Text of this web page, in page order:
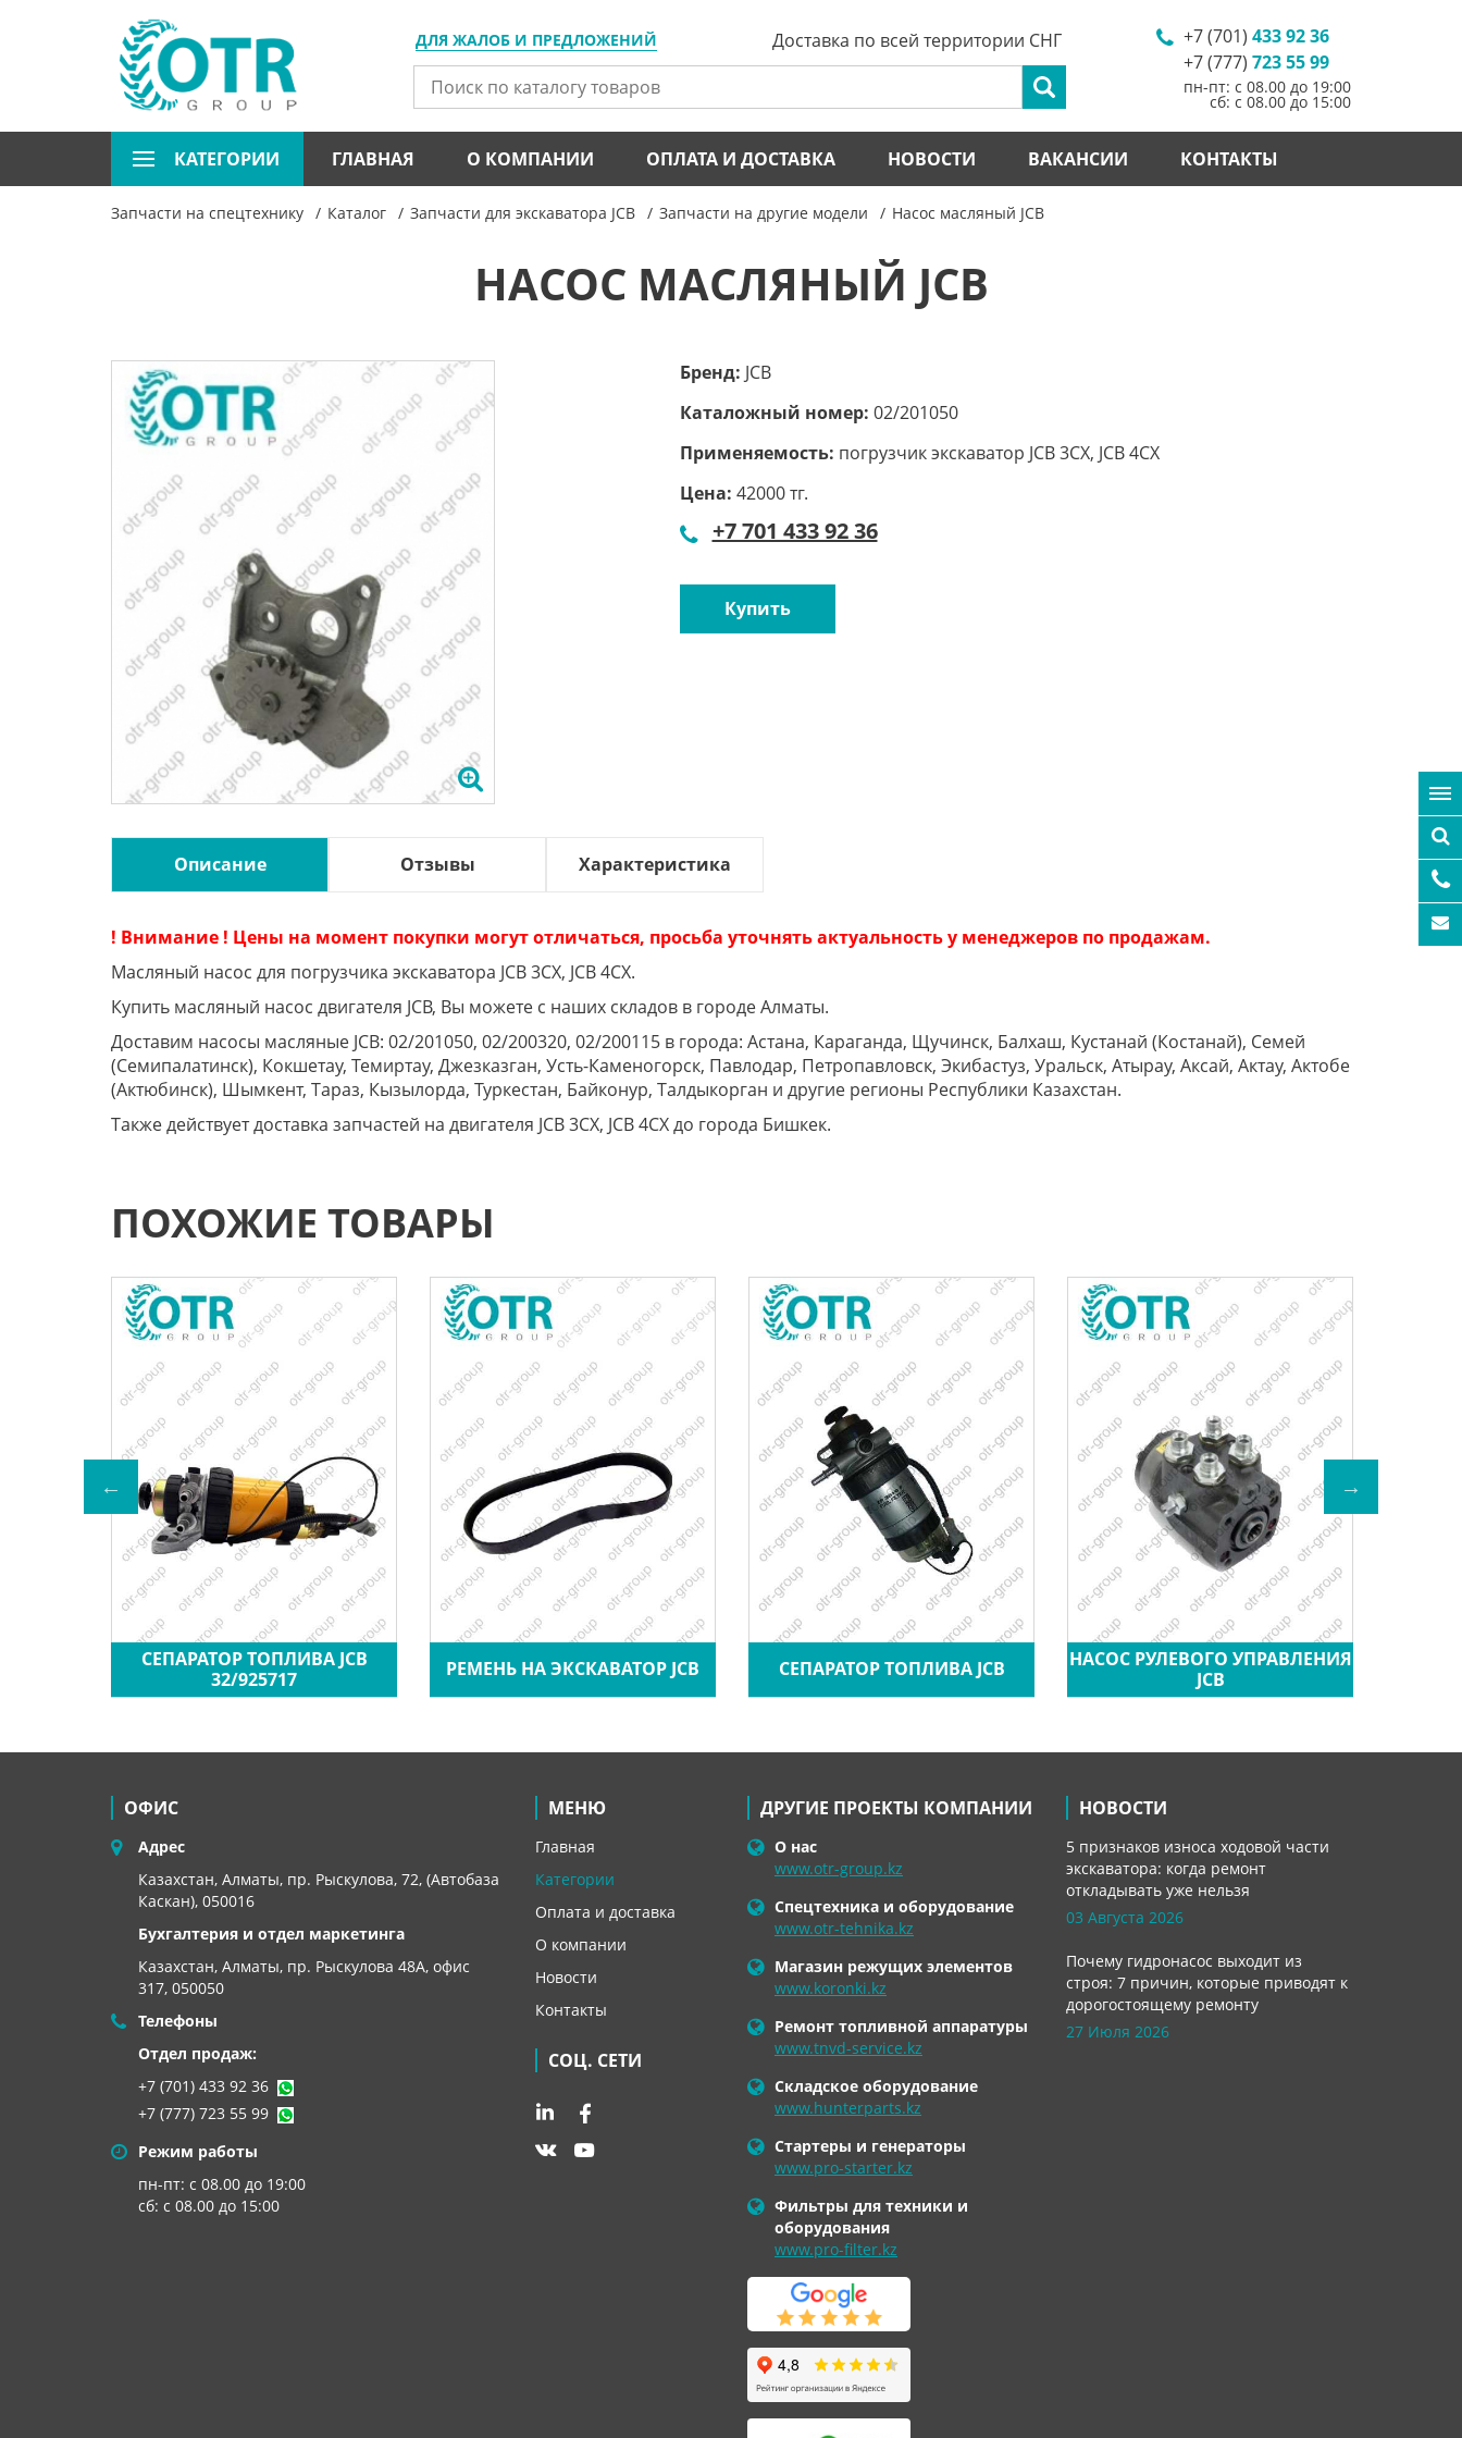
ДЛЯ ЖАЛОБ И ПРЕДЛОЖЕНИЙ +7 (701) 433 92 36
+7 (777) 723 55 99
пн-пт: с 08.00 до 19:00
сб: с 08.00 до 15:00
Доставка по всей территории СНГ
КАТЕГОРИИ ГЛАВНАЯ О КОМПАНИИ ОПЛАТА И ДОСТАВКА НОВОСТИ ВАКАНСИИ КОНТАКТЫ
Запчасти на спецтехнику Каталог Запчасти для экскаватора JCB Запчасти на другие модели Насос масляный JCB
НАСОС МАСЛЯНЫЙ JCB
Бренд: JCB
Каталожный номер: 02/201050
Применяемость: погрузчик экскаватор JCB 3CX, JCB 4CX
Цена: 42000 тг.
+7 701 433 92 36
Купить
Описание Отзывы Характеристика
! Внимание ! Цены на момент покупки могут отличаться, просьба уточнять актуальность у менеджеров по продажам.
Масляный насос для погрузчика экскаватора JCB 3CX, JCB 4CX.
Купить масляный насос двигателя JCB, Вы можете с наших складов в городе Алматы.
Доставим насосы масляные JCB: 02/201050, 02/200320, 02/200115 в города: Астана, Караганда, Щучинск, Балхаш, Кустанай (Костанай), Семей
(Семипалатинск), Кокшетау, Темиртау, Джезказган, Усть-Каменогорск, Павлодар, Петропавловск, Экибастуз, Уральск, Атырау, Аксай, Актау, Актобе
(Актюбинск), Шымкент, Тараз, Кызылорда, Туркестан, Байконур, Талдыкорган и другие регионы Республики Казахстан.
Также действует доставка запчастей на двигателя JCB 3CX, JCB 4CX до города Бишкек.
ПОХОЖИЕ ТОВАРЫ
СЕПАРАТОР ТОПЛИВА JCB
32/925717
РЕМЕНЬ НА ЭКСКАВАТОР JCB СЕПАРАТОР ТОПЛИВА JCB
НАСОС РУЛЕВОГО УПРАВЛЕНИЯ
JCB
ОФИС
Адрес
Казахстан, Алматы, пр. Рыскулова, 72, (Автобаза
Каскан), 050016
Бухгалтерия и отдел маркетинга
Казахстан, Алматы, пр. Рыскулова 48А, офис
317, 050050
Телефоны
Отдел продаж:
+7 (701) 433 92 36
+7 (777) 723 55 99
Режим работы
пн-пт: с 08.00 до 19:00
сб: с 08.00 до 15:00
МЕНЮ
Главная
Категории
Оплата и доставка
О компании
Новости
Контакты
СОЦ. СЕТИ
ДРУГИЕ ПРОЕКТЫ КОМПАНИИ
О нас
www.otr-group.kz
Спецтехника и оборудование
www.otr-tehnika.kz
Магазин режущих элементов
www.koronki.kz
Ремонт топливной аппаратуры
www.tnvd-service.kz
Складское оборудование
www.hunterparts.kz
Стартеры и генераторы
www.pro-starter.kz
Фильтры для техники и
оборудования
www.pro-filter.kz
НОВОСТИ
5 признаков износа ходовой части
экскаватора: когда ремонт
откладывать уже нельзя
03 Августа 2026
Почему гидронасос выходит из
строя: 7 причин, которые приводят к
дорогостоящему ремонту
27 Июля 2026